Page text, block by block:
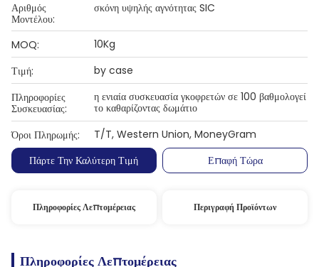
Αριθμός
Μοντέλου:
σκόνη υψηλής αγνότητας SIC
MOQ:
10Kg
Τιμή:
by case
Πληροφορίες
Συσκευασίας:
η ενιαία συσκευασία γκοφρετών σε 100 βαθμολογεί
το καθαρίζοντας δωμάτιο
Όροι Πληρωμής:
T/T, Western Union, MoneyGram
Πάρτε Την Καλύτερη Τιμή
Επαφή Τώρα
Πληροφορίες Λεπτομέρειας Περιγραφή Προϊόντων
Πληροφορίες Λεπτομέρειας